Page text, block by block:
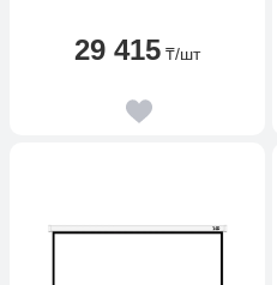
29 415 ₸/шт